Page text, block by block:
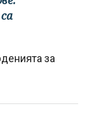
за